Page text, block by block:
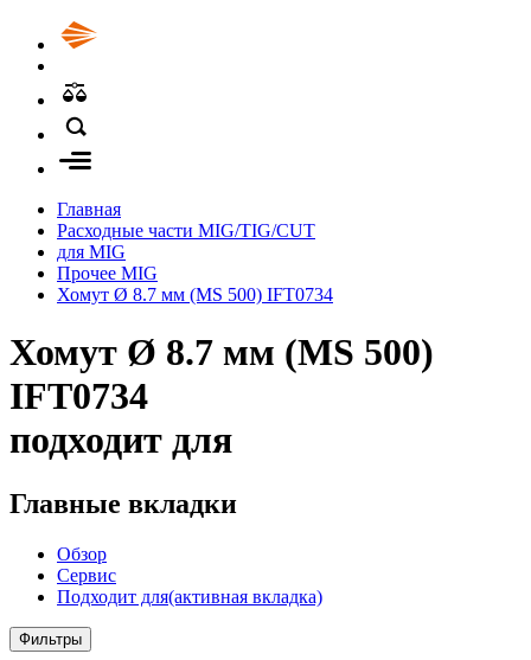
Главная
Расходные части MIG/TIG/CUT
для MIG
Прочее MIG
Хомут Ø 8.7 мм (MS 500) IFT0734
Хомут Ø 8.7 мм (MS 500)
IFT0734
подходит для
Главные вкладки
Обзор
Сервис
Подходит для(активная вкладка)
Фильтры